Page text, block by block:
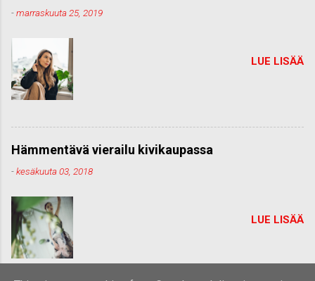
-marraskuuta 25, 2019
LUE LISÄÄ
Hämmentävä vierailu kivikaupassa
-kesäkuuta 03, 2018
LUE LISÄÄ